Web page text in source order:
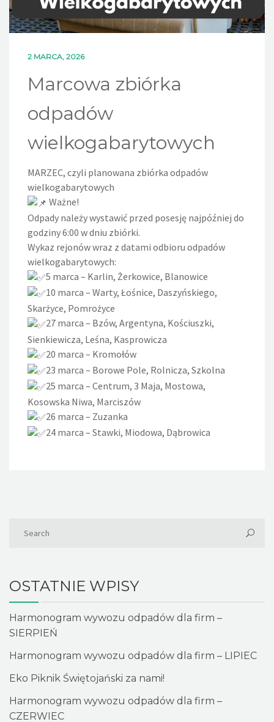
EDUKACJA
2 MARCA, 2026
Marcowa zbiórka
odpadów
wielkogabarytowych
MARZEC, czyli planowana zbiórka odpadów
wielkogabarytowych
Ważne!
Odpady należy wystawić przed posesję najpóźniej do
godziny 6:00 w dniu zbiórki.
Wykaz rejonów wraz z datami odbioru odpadów
wielkogabarytowych:
5 marca – Karlin, Żerkowice, Blanowice
10 marca – Warty, Łośnice, Daszyńskiego,
Skarżyce, Pomrożyce
27 marca – Bzów, Argentyna, Kościuszki,
Sienkiewicza, Leśna, Kasprowicza
20 marca – Kromołów
23 marca – Borowe Pole, Rolnicza, Szkolna
25 marca – Centrum, 3 Maja, Mostowa,
Kosowska Niwa, Marciszów
26 marca – Zuzanka
24 marca – Stawki, Miodowa, Dąbrowica
OSTATNIE WPISY
Harmonogram wywozu odpadów dla firm –
SIERPIEŃ
Harmonogram wywozu odpadów dla firm – LIPIEC
Eko Piknik Świętojański za nami!
Harmonogram wywozu odpadów dla firm –
CZERWIEC